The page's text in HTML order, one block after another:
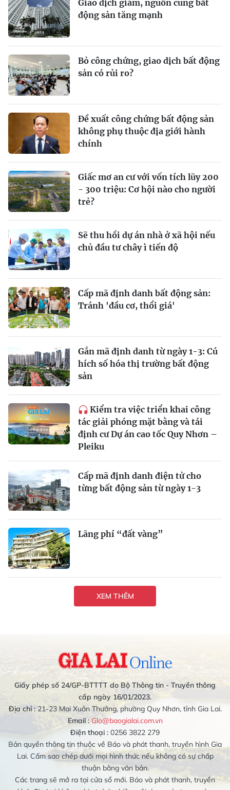
Giao dịch giảm, nguồn cung bất
động sản tăng mạnh
Bỏ công chứng, giao dịch bất động
sản có rủi ro?
Đề xuất công chứng bất động sản
không phụ thuộc địa giới hành
chính
Giấc mơ an cư với vốn tích lũy 200
- 300 triệu: Cơ hội nào cho người
trẻ?
Sẽ thu hồi dự án nhà ở xã hội nếu
chủ đầu tư chây ì tiến độ
Cấp mã định danh bất động sản:
Tránh 'đầu cơ, thổi giá'
Gắn mã định danh từ ngày 1-3: Cú
hích số hóa thị trường bất động
sản
Kiểm tra việc triển khai công
tác giải phóng mặt bằng và tái
định cư Dự án cao tốc Quy Nhơn –
Pleiku
Cấp mã định danh điện tử cho
từng bất động sản từ ngày 1-3
Lãng phí “đất vàng”
XEM THÊM
Giấy phép số 24/GP-BTTTT do Bộ Thông tin - Truyền thông
cấp ngày 16/01/2023.
Địa chỉ :21-23 Mai Xuân Thưởng, phường Quy Nhơn, tỉnh Gia Lai.
Email : Glo@baogialai.com.vn
Điện thoại : 0256 3822 279
Bản quyền thông tin thuộc về Báo và phát thanh, truyền hình Gia
Lai. Cấm sao chép dưới mọi hình thức nếu không có sự chấp
thuận bằng văn bản.
Các trang sẽ mở ra tại cửa sổ mới. Báo và phát thanh, truyền